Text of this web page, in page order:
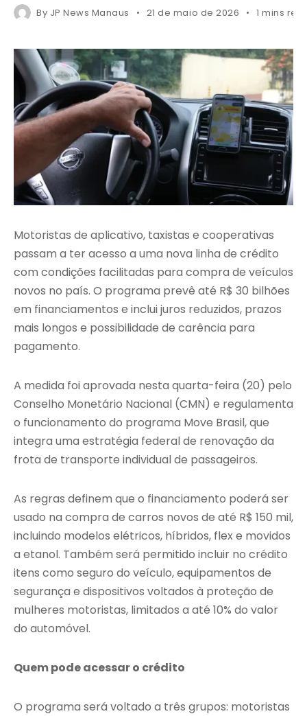
By JP News Manaus 21 de maio de 2026 1 mins
Motoristas de aplicativo, taxistas e cooperativas
passam a ter acesso a uma nova linha de crédito
com condições facilitadas para compra de veículos
novos no país. O programa prevê até R$ 30 bilhões
em financiamentos e inclui juros reduzidos, prazos
mais longos e possibilidade de carência para
pagamento.
A medida foi aprovada nesta quarta-feira (20) pelo
Conselho Monetário Nacional (CMN) e regulamenta
o funcionamento do programa Move Brasil, que
integra uma estratégia federal de renovação da
frota de transporte individual de passageiros.
As regras definem que o financiamento poderá ser
usado na compra de carros novos de até R$ 150 mil,
incluindo modelos elétricos, híbridos, flex e movidos
a etanol. Também será permitido incluir no crédito
itens como seguro do veículo, equipamentos de
segurança e dispositivos voltados à proteção de
mulheres motoristas, limitados a até 10% do valor
do automóvel.
Quem pode acessar o crédito
O programa será voltado a três grupos: motoristas